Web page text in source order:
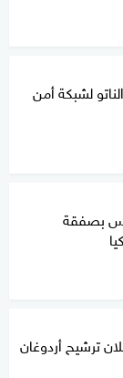
لشبكة أمن
بصفقة
ترشيح أردوغان